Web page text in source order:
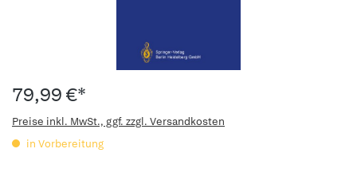
79,99 €*
Preise inkl. MwSt., ggf. zzgl. Versandkosten
in Vorbereitung